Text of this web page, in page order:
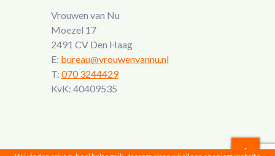
Vrouwen van Nu
Moezel 17
2491 CV Den Haag
E: bureau@vrouwenvannu.nl
T: 070 3244429
KvK: 40409535